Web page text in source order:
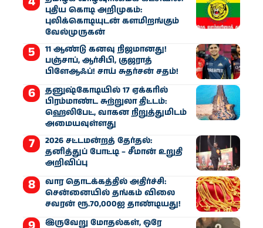
புதிய கொடி அறிமுகம்:
புலிக்கொடியுடன் களமிறங்கும்
வேல்முருகன்
11 ஆண்டு கனவு நிஜமானது!
பஞ்சாப், ஆர்சிபி, குஜராத்
பிளேஆஃப்! சாய் சுதர்சன் சதம்!
தனுஷ்கோடியில் 17 ஏக்கரில்
பிரம்மாண்ட சுற்றுலா திட்டம்:
ஹெலிபேட், வாகன நிறுத்துமிடம்
அமையவுள்ளது
2026 சட்டமன்றத் தேர்தல்:
தனித்துப் போட்டி – சீமான் உறுதி
அறிவிப்பு
வார தொடக்கத்தில் அதிர்ச்சி:
சென்னையில் தங்கம் விலை
சவரன் ரூ.70,000ஐ தாண்டியது!
இருவேறு மோதல்கள், ஒரே